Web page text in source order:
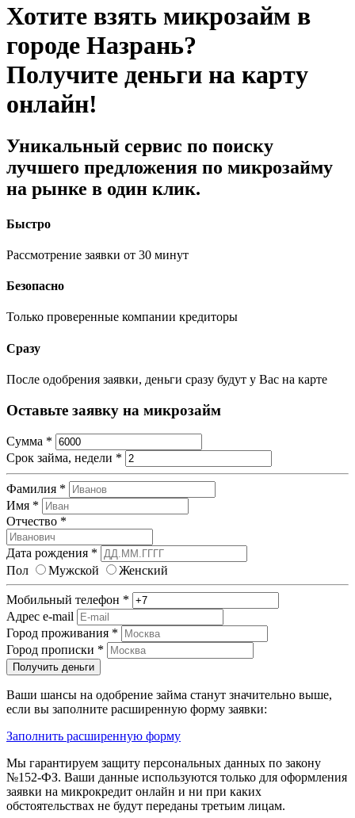
Хотите взять микрозайм в
городе Назрань?
Получите деньги на карту
онлайн!
Уникальный сервис по поиску
лучшего предложения по микрозайму
на рынке в один клик.
Быстро
Рассмотрение заявки от 30 минут
Безопасно
Только проверенные компании кредиторы
Сразу
После одобрения заявки, деньги сразу будут у Вас на карте
Оставьте заявку на микрозайм
Сумма *
Срок займа, недели *
Фамилия *
Имя *
Отчество *
Дата рождения *
Пол
Мужской Женский
Мобильный телефон *
Адрес e-mail
Город проживания *
Город прописки *
Получить деньги
Ваши шансы на одобрение займа станут значительно выше,
если вы заполните расширенную форму заявки:
Заполнить расширенную форму
Мы гарантируем защиту персональных данных по закону
№152-ФЗ. Ваши данные используются только для оформления
заявки на микрокредит онлайн и ни при каких
обстоятельствах не будут переданы третьим лицам.